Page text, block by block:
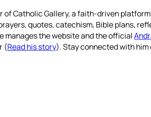
of Catholic Gallery, a faith-driven
quotes, catechism, Bible plans,
manages the website and the official
(Read his story). Stay connected with